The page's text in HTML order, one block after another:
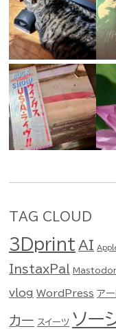
TAG CLOUD
3Dprint AI
InstaxPal
vlog WordPress アー
カー スイーツ ソー